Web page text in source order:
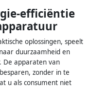
efficiëntie
oplossingen, speelt
duurzaamheid en
De apparaten van
zonder in te
u als consument niet